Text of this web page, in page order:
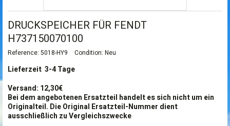
DRUCKSPEICHER FÜR FENDT
H737150070100
Reference: 5018-HY9 Condition: Neu
Lieferzeit 3-4 Tage
Versand: 12,30€
Bei dem angebotenen Ersatzteil handelt es sich nicht um ein
Originalteil. Die Original Ersatzteil-Nummer dient
ausschließlich zu Vergleichszwecke